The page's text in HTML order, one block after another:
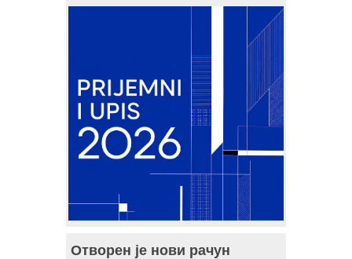
Отворен је нови рачун